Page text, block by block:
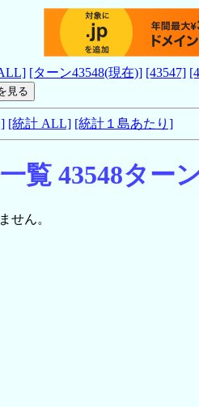
[ターン43548(現在)] [43547]
[統計 ALL] [統計１島あたり]
覧 43548ター
せん。